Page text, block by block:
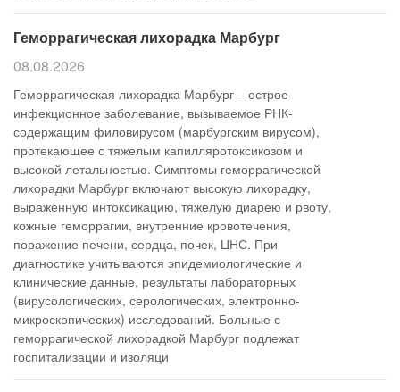
Геморрагическая лихорадка Марбург
08.08.2026
Геморрагическая лихорадка Марбург – острое
инфекционное заболевание, вызываемое РНК-
содержащим филовирусом (марбургским вирусом),
протекающее с тяжелым капилляротоксикозом и
высокой летальностью. Симптомы геморрагической
лихорадки Марбург включают высокую лихорадку,
выраженную интоксикацию, тяжелую диарею и рвоту,
кожные геморрагии, внутренние кровотечения,
поражение печени, сердца, почек, ЦНС. При
диагностике учитываются эпидемиологические и
клинические данные, результаты лабораторных
(вирусологических, серологических, электронно-
микроскопических) исследований. Больные с
геморрагической лихорадкой Марбург подлежат
госпитализации и изоляци